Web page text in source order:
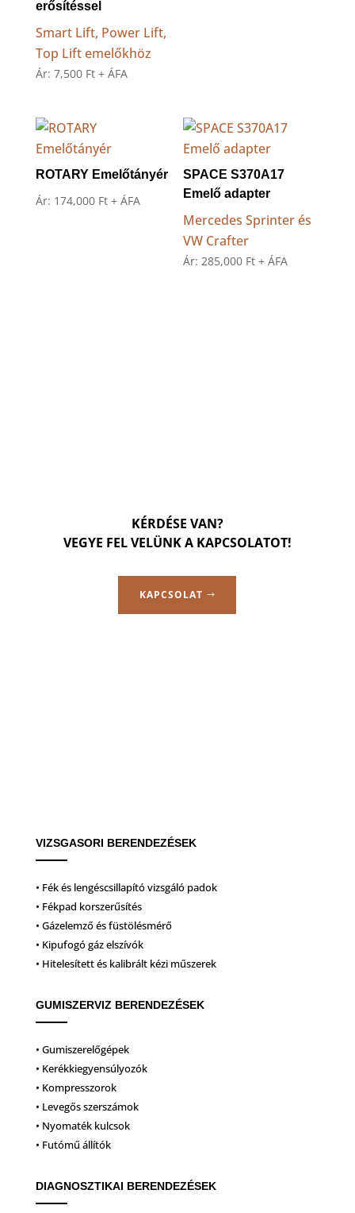
erősítéssel
Smart Lift, Power Lift,
Top Lift emelőkhöz
Ár: 7,500 Ft + ÁFA
ROTARY Emelőtányér
Ár: 174,000 Ft + ÁFA
SPACE S370A17
Emelő adapter
Mercedes Sprinter és
VW Crafter
Ár: 285,000 Ft + ÁFA
KÉRDÉSE VAN?
VEGYE FEL VELÜNK A KAPCSOLATOT!
KAPCSOLAT
VIZSGASORI BERENDEZÉSEK
• Fék és lengéscsillapító vizsgáló padok
• Fékpad korszerűsítés
• Gázelemző és füstölésmérő
• Kipufogó gáz elszívók
• Hitelesített és kalibrált kézi műszerek
GUMISZERVIZ BERENDEZÉSEK
• Gumiszerelőgépek
• Kerékkiegyensúlyozók
• Kompresszorok
• Levegős szerszámok
• Nyomaték kulcsok
• Futómű állítók
DIAGNOSZTIKAI BERENDEZÉSEK